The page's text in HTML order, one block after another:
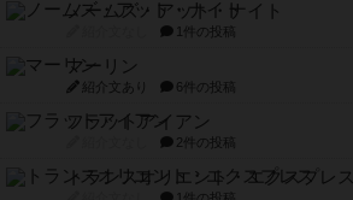
ノームズ・アット・ナイト
1件の投稿
マーリン
紹介文あり 6件の投稿
フラットアイアン
2件の投稿
トランスオリエント・エクスプレス